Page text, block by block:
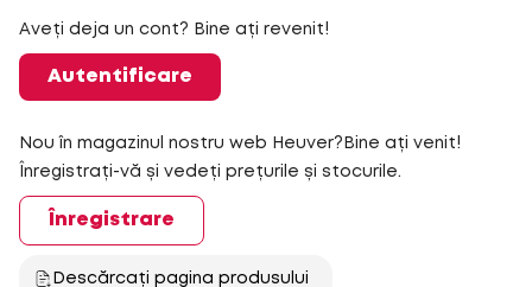
Aveți deja un cont? Bine ați revenit!
Autentificare
Nou în magazinul nostru web Heuver?Bine ați venit!
Înregistrați-vă și vedeți prețurile și stocurile.
Înregistrare
Descărcați pagina produsului